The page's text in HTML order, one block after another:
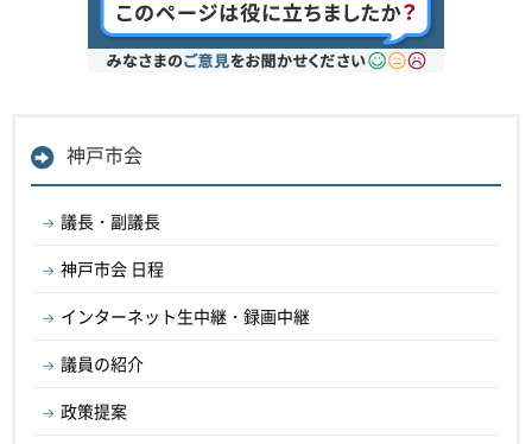
神戸市会
議長・副議長
神戸市会 日程
インターネット生中継・録画中継
議員の紹介
政策提案